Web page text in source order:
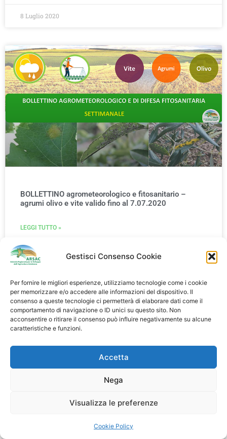
Gestisci Consenso Cookie
Per fornire le migliori esperienze, utilizziamo tecnologie come i cookie
per memorizzare e/o accedere alle informazioni del dispositivo. Il
consenso a queste tecnologie ci permetterà di elaborare dati come il
comportamento di navigazione o ID unici su questo sito. Non
acconsentire o ritirare il consenso può influire negativamente su alcune
caratteristiche e funzioni.
Accetta
Nega
Visualizza le preferenze
Cookie Policy
8 Luglio 2020
BOLLETTINO agrometeorologico e fitosanitario –
agrumi olivo e vite valido fino al 7.07.2020
LEGGI TUTTO »
2 Luglio 2020
BOLLETTINO agrometeorologico e fitosanitario –